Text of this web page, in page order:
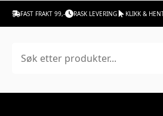
FAST FRAKT 99,- RASK LEVERING KLIKK &